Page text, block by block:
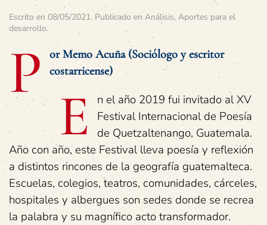
Escrito en 08/05/2021. Publicado en Análisis, Aportes para el
desarrollo.
P or Memo Acuña (Sociólogo y escritor
costarricense)
E
n el año 2019 fui invitado al XV
Festival Internacional de Poesía
de Quetzaltenango, Guatemala.
Año con año, este Festival lleva poesía y reflexión
a distintos rincones de la geografía guatemalteca.
Escuelas, colegios, teatros, comunidades, cárceles,
hospitales y albergues son sedes donde se recrea
la palabra y su magnífico acto transformador.